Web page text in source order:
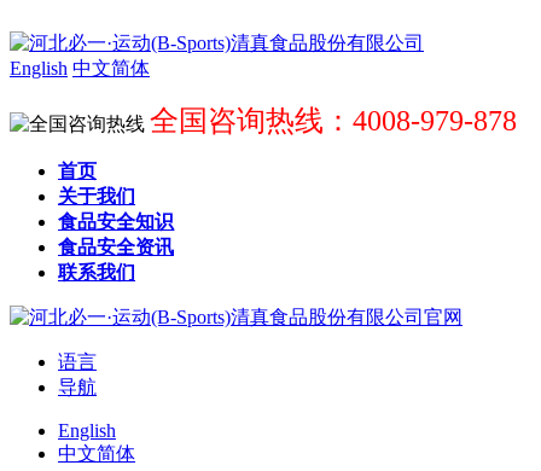
English 中文简体
全国咨询热线：4008-979-878
首页
关于我们
食品安全知识
食品安全资讯
联系我们
语言
导航
English
中文简体